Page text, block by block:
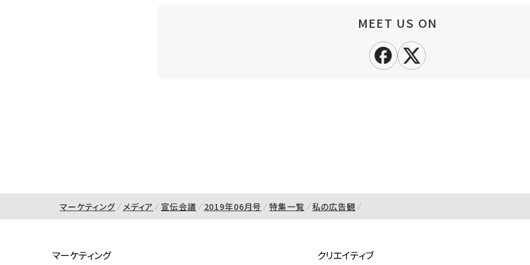
MEET US ON
マーケティング メディア 宣伝会議 2019年06月号 特集一覧 私の広告観
マーケティング クリエイティブ